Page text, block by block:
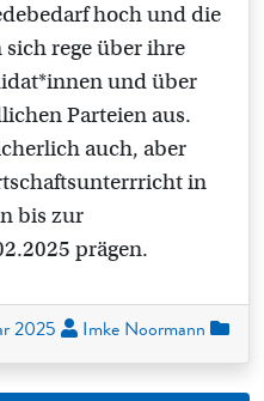
hoch und die
rege über ihre
und über
Parteien aus.
auch, aber
in
bis zur
prägen.
2025 Imke Noormann